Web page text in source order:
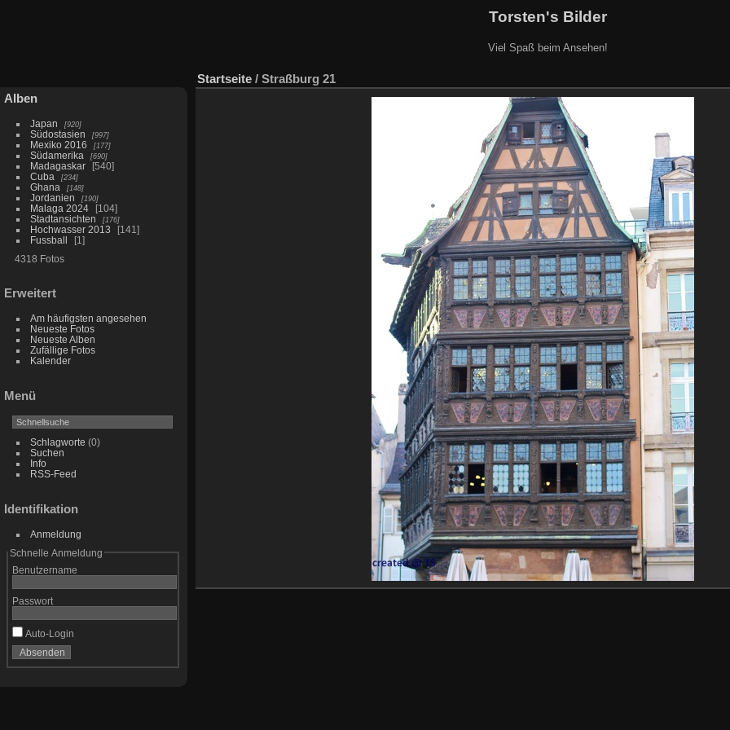
Torsten's Bilder
Viel Spaß beim Ansehen!
Alben
Japan 920
Südostasien 997
Mexiko 2016 177
Südamerika 690
Madagaskar
540
Cuba
234
Ghana 148
Jordanien 190
Malaga 2024
104
Stadtansichten
176
Hochwasser 2013
141
Fussball
1
4318 Fotos
Erweitert
Am häufigsten angesehen
Neueste Fotos
Neueste Alben
Zufällige Fotos
Kalender
Menü
Schlagworte (0)
Suchen
Info
RSS-Feed
Identifikation
Anmeldung
Schnelle Anmeldung
Benutzername
Passwort
Auto-Login
Startseite / Straßburg 21